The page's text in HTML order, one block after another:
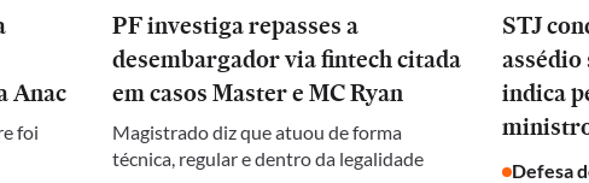
Anac
foi
PF investiga repasses a
desembargador via fintech citada
em casos Master e MC Ryan
Magistrado diz que atuou de forma
técnica, regular e dentro da legalidade
STJ
indica
Defesa